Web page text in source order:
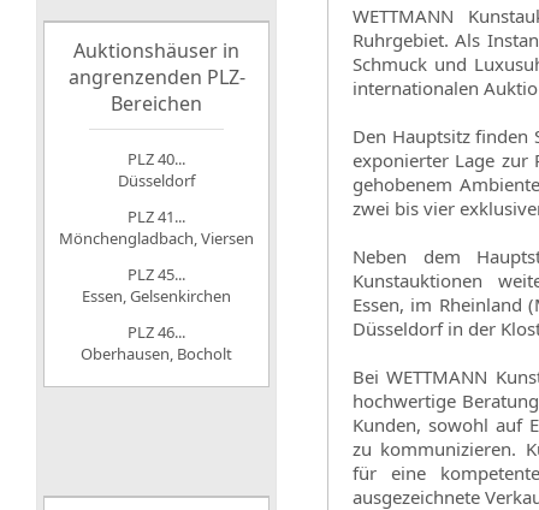
WETTMANN
Ruhrgebiet. Als
Schmuck und
internationalen
Den Hauptsitz finden
exponierter Lage zur
gehobenem
zwei bis vier
Neben dem
Kunstauktionen
Essen, im Rheinland
Düsseldorf in der
Bei WETTMANN
hochwertige
Kunden, sowohl auf
zu kommunizieren.
für eine
ausgezeichnete
Auktionshäuser in
angrenzenden PLZ-
Bereichen
PLZ 40...
Düsseldorf
PLZ 41...
Mönchengladbach, Viersen
PLZ 45...
Essen, Gelsenkirchen
PLZ 46...
Oberhausen, Bocholt